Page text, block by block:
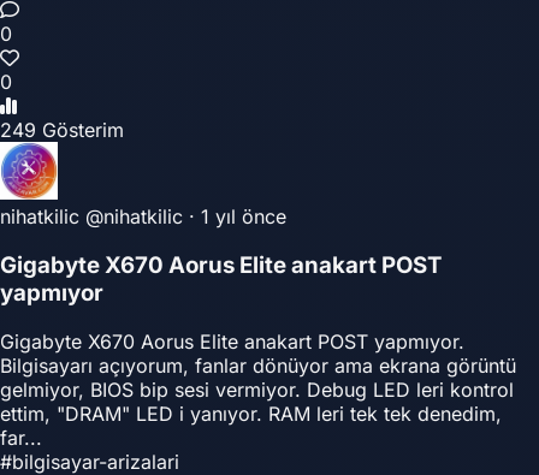
0
0
249 Gösterim
nihatkilic @nihatkilic · 1 yıl önce
Gigabyte X670 Aorus Elite anakart POST
yapmıyor
Gigabyte X670 Aorus Elite anakart POST yapmıyor.
Bilgisayarı açıyorum, fanlar dönüyor ama ekrana görüntü
gelmiyor, BIOS bip sesi vermiyor. Debug LED leri kontrol
ettim, "DRAM" LED i yanıyor. RAM leri tek tek denedim,
far...
#bilgisayar-arizalari